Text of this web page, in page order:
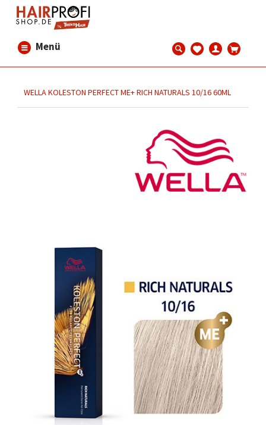
Menü
WELLA KOLESTON PERFECT ME+ RICH NATURALS 10/16 60ML